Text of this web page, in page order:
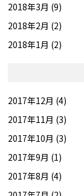
2018年3月 (9)
2018年2月 (2)
2018年1月 (2)
2017年12月 (4)
2017年11月 (3)
2017年10月 (3)
2017年9月 (1)
2017年8月 (4)